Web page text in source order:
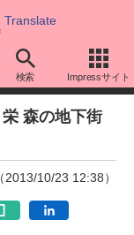
Translate
検索 Impressサイト
森の地下街
（2013/10/23 12:38）